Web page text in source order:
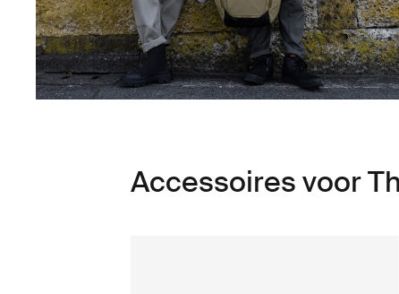
Accessoires voor